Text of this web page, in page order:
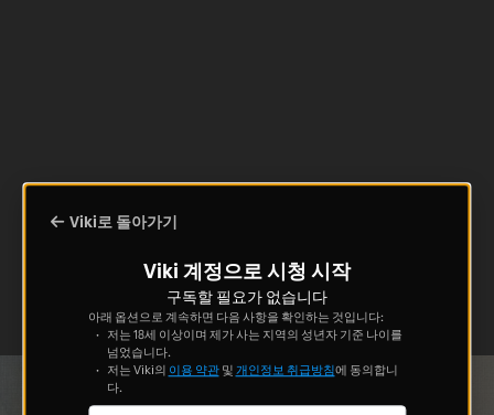
Viki로 돌아가기
Viki 계정으로 시청 시작
구독할 필요가 없습니다
아래 옵션으로 계속하면 다음 사항을 확인하는 것입니다:
저는 18세 이상이며 제가 사는 지역의 성년자 기준 나이를
넘었습니다.
저는 Viki의 이용 약관및 개인정보 취급방침에 동의합니
다.